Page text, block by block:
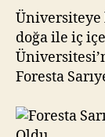
doğa ile iç
Foresta